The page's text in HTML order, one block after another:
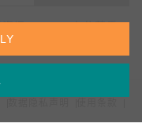
讯。Moxa 充分尊重